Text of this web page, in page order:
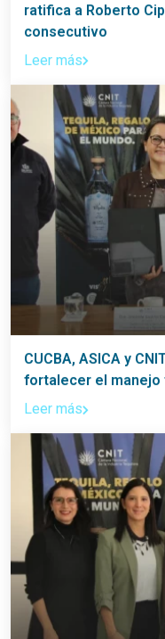
ratifica a Roberto
consecutivo
Leer más
CUCBA, ASICA y
fortalecer el
Leer más